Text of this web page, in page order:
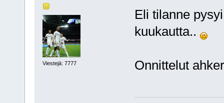
Viestejä: 7777
Eli tilanne
kuukautta..
Onnittelut